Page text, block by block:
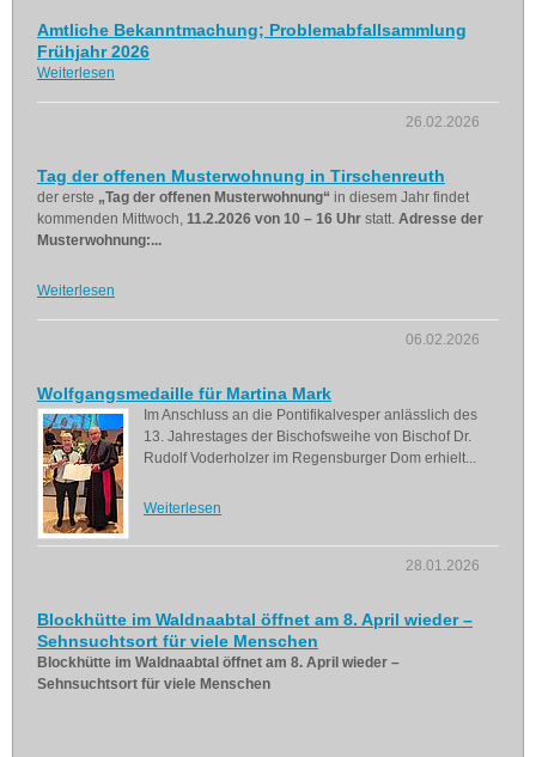
Amtliche Bekanntmachung; Problemabfallsammlung
Frühjahr 2026
Weiterlesen
26.02.2026
Tag der offenen Musterwohnung in Tirschenreuth
der erste „Tag der offenen Musterwohnung“ in diesem Jahr findet
kommenden Mittwoch, 11.2.2026 von 10 – 16 Uhr statt. Adresse der
Musterwohnung:...
Weiterlesen
06.02.2026
Wolfgangsmedaille für Martina Mark
Im Anschluss an die Pontifikalvesper anlässlich des
13. Jahrestages der Bischofsweihe von Bischof Dr.
Rudolf Voderholzer im Regensburger Dom erhielt...
Weiterlesen
28.01.2026
Blockhütte im Waldnaabtal öffnet am 8. April wieder –
Sehnsuchtsort für viele Menschen
Blockhütte im Waldnaabtal öffnet am 8. April wieder –
Sehnsuchtsort für viele Menschen